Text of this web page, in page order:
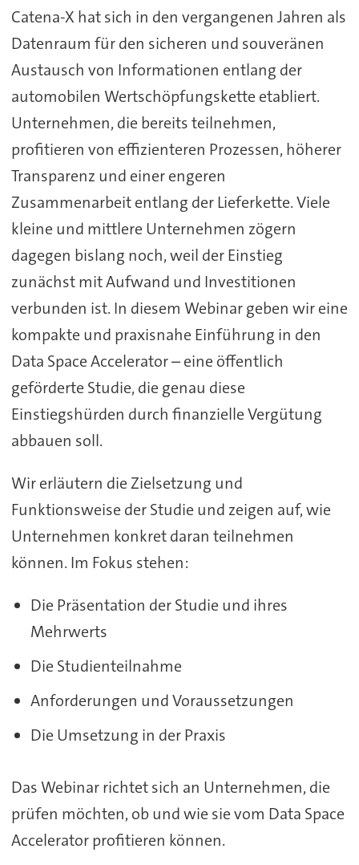
Catena-X hat sich in den vergangenen Jahren als
Datenraum für den sicheren und souveränen
Austausch von Informationen entlang der
automobilen Wertschöpfungskette etabliert.
Unternehmen, die bereits teilnehmen,
profitieren von effizienteren Prozessen, höherer
Transparenz und einer engeren
Zusammenarbeit entlang der Lieferkette. Viele
kleine und mittlere Unternehmen zögern
dagegen bislang noch, weil der Einstieg
zunächst mit Aufwand und Investitionen
verbunden ist. In diesem Webinar geben wir eine
kompakte und praxisnahe Einführung in den
Data Space Accelerator – eine öffentlich
geförderte Studie, die genau diese
Einstiegshürden durch finanzielle Vergütung
abbauen soll.
Wir erläutern die Zielsetzung und
Funktionsweise der Studie und zeigen auf, wie
Unternehmen konkret daran teilnehmen
können. Im Fokus stehen:
Die Präsentation der Studie und ihres
Mehrwerts
Die Studienteilnahme
Anforderungen und Voraussetzungen
Die Umsetzung in der Praxis
Das Webinar richtet sich an Unternehmen, die
prüfen möchten, ob und wie sie vom Data Space
Accelerator profitieren können.